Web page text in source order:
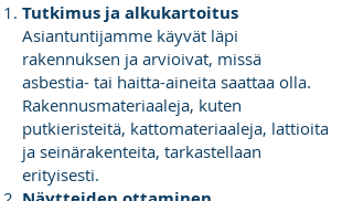
Tutkimus ja alkukartoitus
Asiantuntijamme käyvät läpi
rakennuksen ja arvioivat, missä
asbestia- tai haitta-aineita saattaa olla.
Rakennusmateriaaleja, kuten
putkieristeitä, kattomateriaaleja, lattioita
ja seinärakenteita, tarkastellaan
erityisesti.